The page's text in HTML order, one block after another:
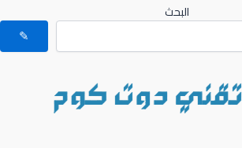
البحث
✎